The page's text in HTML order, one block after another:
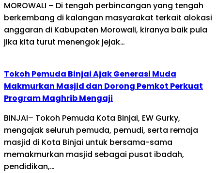
MOROWALI – Di tengah perbincangan yang tengah
berkembang di kalangan masyarakat terkait alokasi
anggaran di Kabupaten Morowali, kiranya baik pula
jika kita turut menengok jejak…
Tokoh Pemuda Binjai Ajak Generasi Muda
Makmurkan Masjid dan Dorong Pemkot Perkuat
Program Maghrib Mengaji
BINJAI– Tokoh Pemuda Kota Binjai, EW Gurky,
mengajak seluruh pemuda, pemudi, serta remaja
masjid di Kota Binjai untuk bersama-sama
memakmurkan masjid sebagai pusat ibadah,
pendidikan,…